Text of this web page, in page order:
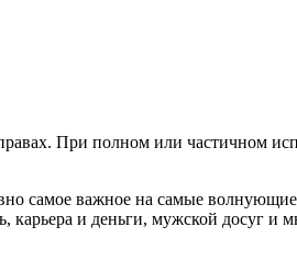
При полном или частичном
самое важное на самые
и деньги, мужской досуг и